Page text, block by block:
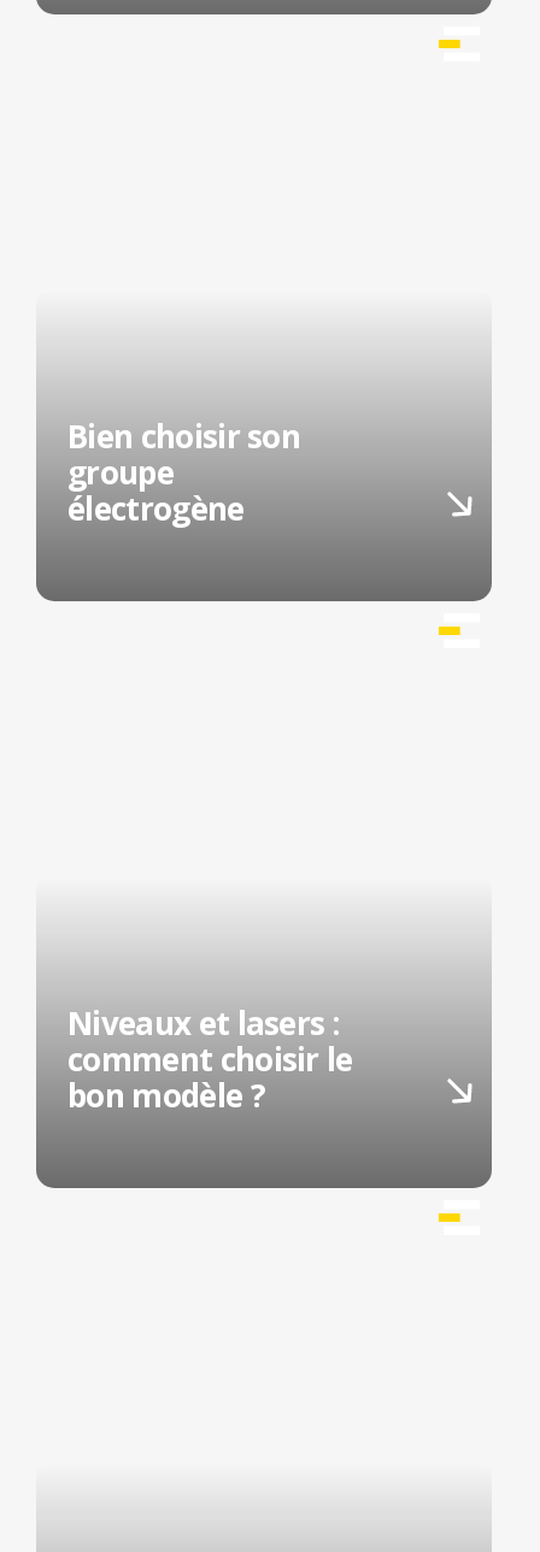
Bien choisir son
groupe
électrogène
Niveaux et lasers :
comment choisir le
bon modèle ?